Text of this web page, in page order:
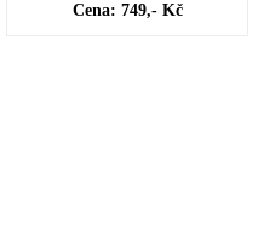
Cena: 749,- Kč